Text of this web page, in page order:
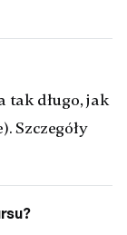
tak długo, jak
Szczegóły